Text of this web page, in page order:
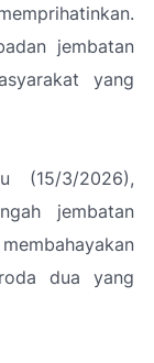
jembatan
yang
(15/3/2026),
jembatan
dua yang